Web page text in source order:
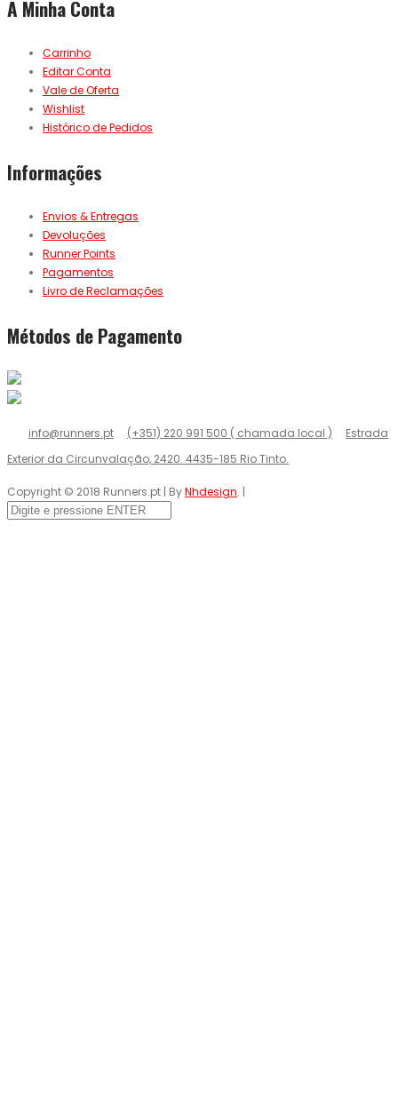
A Minha Conta
Carrinho
Editar Conta
Vale de Oferta
Wishlist
Histórico de Pedidos
Informações
Envios & Entregas
Devoluções
Runner Points
Pagamentos
Livro de Reclamações
Métodos de Pagamento
info@runners.pt (+351) 220 991 500 ( chamada local )
Estrada
Exterior da Circunvalação, 2420. 4435-185 Rio Tinto.
Copyright © 2018 Runners.pt | ByNhdesign. |